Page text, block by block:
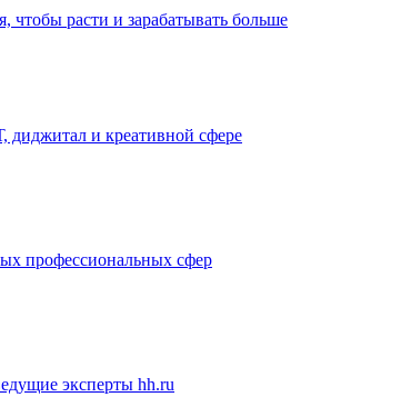
чтобы расти и зарабатывать больше
диджитал и креативной сфере
профессиональных сфер
эксперты hh.ru